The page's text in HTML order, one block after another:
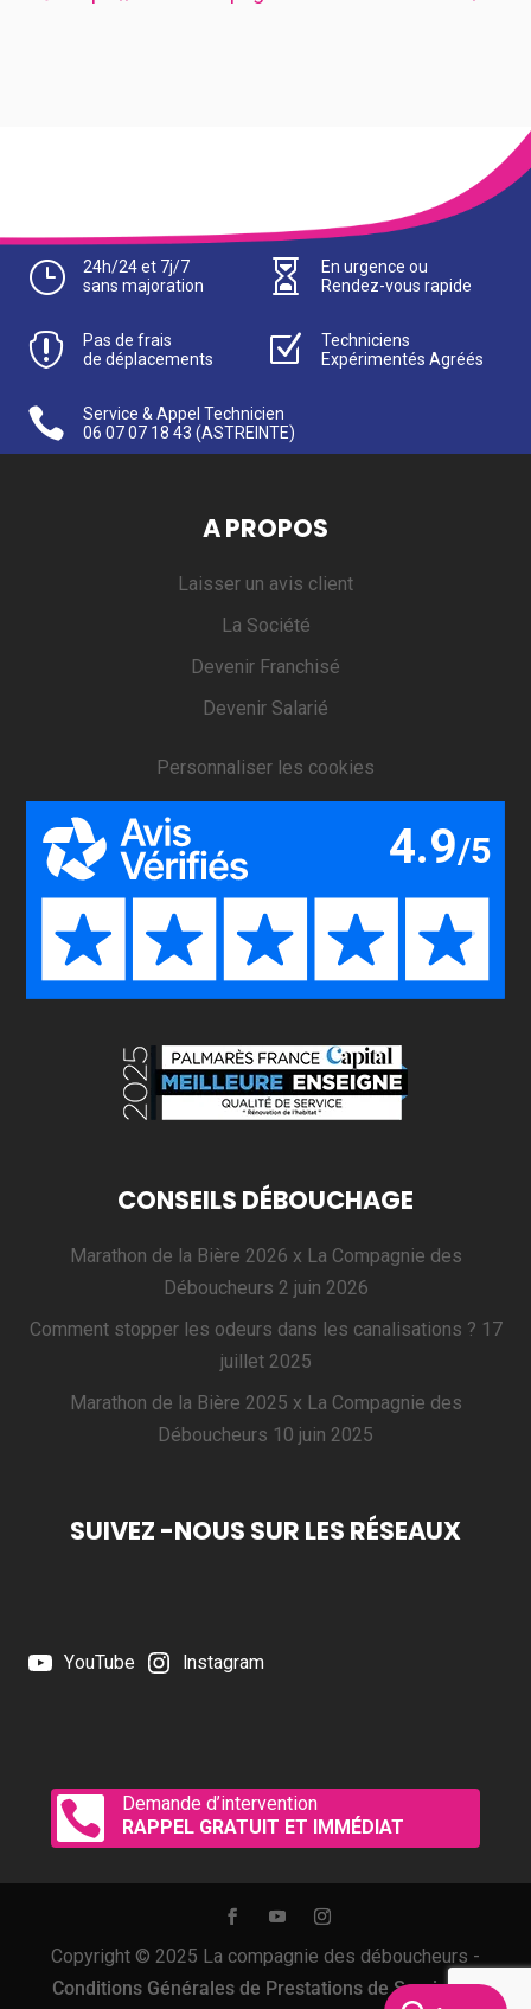
}
24h/24 et 7j/7
sans majoration

En urgence ou
Rendez-vous rapide

Pas de frais
de déplacements
Z
Techniciens
Expérimentés Agréés

Service & Appel Technicien
06 07 07 18 43 (ASTREINTE)
A PROPOS
Laisser un avis client
La Société
Devenir Franchisé
Devenir Salarié
Personnaliser les cookies
CONSEILS DÉBOUCHAGE
Marathon de la Bière 2026 x La Compagnie des
Déboucheurs 2 juin 2026
Comment stopper les odeurs dans les canalisations ? 17
juillet 2025
Marathon de la Bière 2025 x La Compagnie des
Déboucheurs 10 juin 2025
SUIVEZ -NOUS SUR LES RÉSEAUX
YouTube Instagram

Demande d’intervention
RAPPEL GRATUIT ET IMMÉDIAT
Copyright © 2025 La compagnie des déboucheurs -
Conditions Générales de Prestations de Services-